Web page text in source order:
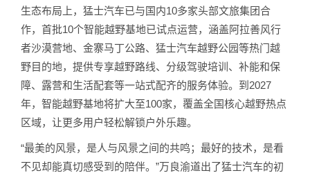
生态布局上，猛士汽车已与国内10多家头部文旅集团合
作，首批10个智能越野基地已试点运营，涵盖阿拉善风行
者沙漠营地、金寨马丁公路、猛士汽车越野公园等热门越
野目的地，提供专享越野路线、分级驾驶培训、补能和保
障、露营和生活配套等一站式配齐的服务体验。到2027
年，智能越野基地将扩大至100家，覆盖全国核心越野热点
区域，让更多用户轻松解锁户外乐趣。
“最美的风景，是人与风景之间的共鸣；最好的技术，是看
不见却能真切感受到的陪伴。”万良渝道出了猛士汽车的初